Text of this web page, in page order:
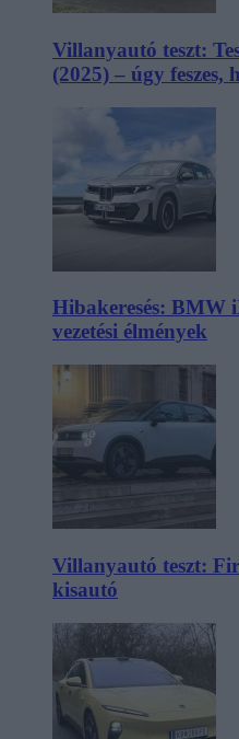
Villanyautó teszt:
(2025) – úgy feszes,
Hibakeresés: BMW
vezetési élmények
Villanyautó teszt:
kisautó